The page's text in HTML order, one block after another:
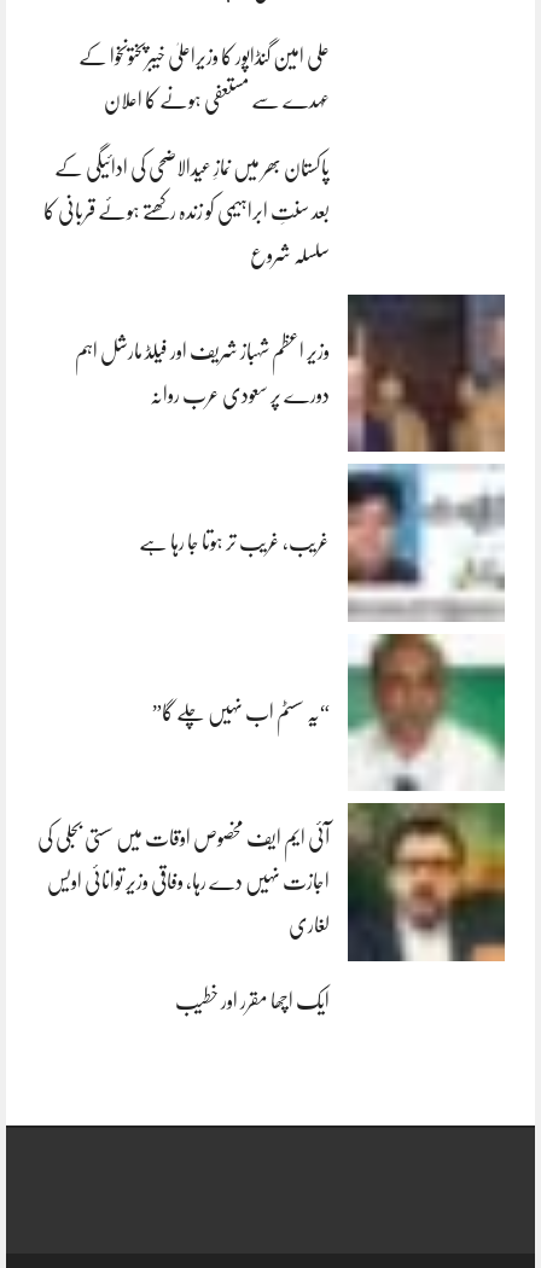
علی امین گنڈاپور کا وزیراعلیٰ خیبرپختونخوا کے
عہدے سے مستعفی ہونے کا اعلان
پاکستان بھر میں نمازِ عیدالاضحی کی ادائیگی کے
بعد سنتِ ابراہیمی کو زندہ رکھتے ہوئے قربانی کا
سلسلہ شروع
وزیر اعظم شہباز شریف اور فیلڈ مارشل اہم
دورے پر سعودی عرب روانہ
غریب، غریب تر ہوتا جا رہا ہے
“یہ سسٹم اب نہیں چلے گا”
آئی ایم ایف مخصوص اوقات میں سستی بجلی کی
اجازت نہیں دے رہا، وفاقی وزیر توانائی اویس
لغاری
ایک اچھا مقرر اور خطیب